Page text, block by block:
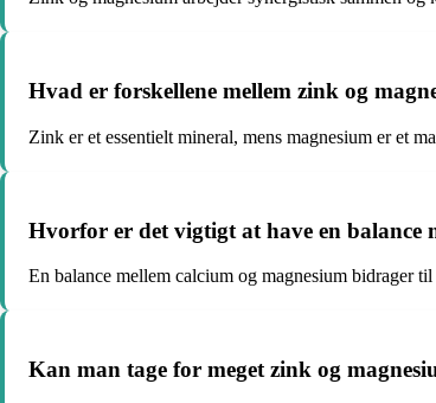
Hvad er forskellene mellem zink og
Zink er et essentielt mineral, mens magnesium er et
Hvorfor er det vigtigt at have en balance
En balance mellem calcium og magnesium bidrager
Kan man tage for meget zink og